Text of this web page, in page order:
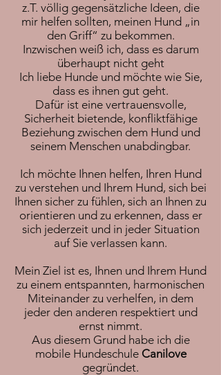
z.T. völlig gegensätzliche Ideen, die
mir helfen sollten, meinen Hund „in
den Griff“ zu bekommen.
Inzwischen weiß ich, dass es darum
überhaupt nicht geht
Ich liebe Hunde und möchte wie Sie,
dass es ihnen gut geht.
Dafür ist eine vertrauensvolle,
Sicherheit bietende, konfliktfähige
Beziehung zwischen dem Hund und
seinem Menschen unabdingbar.
Ich möchte Ihnen helfen, Ihren Hund
zu verstehen und Ihrem Hund, sich bei
Ihnen sicher zu fühlen, sich an Ihnen zu
orientieren und zu erkennen, dass er
sich jederzeit und in jeder Situation
auf Sie verlassen kann.
Mein Ziel ist es, Ihnen und Ihrem Hund
zu einem entspannten, harmonischen
Miteinander zu verhelfen, in dem
jeder den anderen respektiert und
ernst nimmt.
Aus diesem Grund habe ich die
mobile Hundeschule Canilove
gegründet.